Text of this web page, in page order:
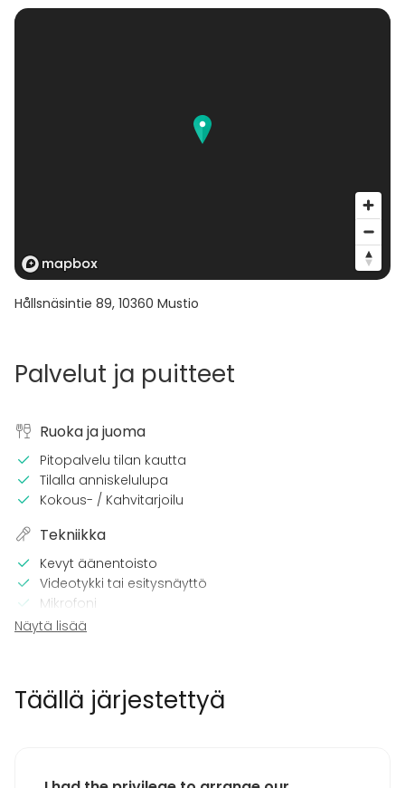
Hållsnäsintie 89, 10360 Mustio
Palvelut ja puitteet
Ruoka ja juoma
Pitopalvelu tilan kautta
Tilalla anniskelulupa
Kokous- / Kahvitarjoilu
Tekniikka
Kevyt äänentoisto
Videotykki tai esitysnäyttö
Mikrofoni
Wi-Fi
Tilaan kuuluu
Näytä lisää
Täällä järjestettyä